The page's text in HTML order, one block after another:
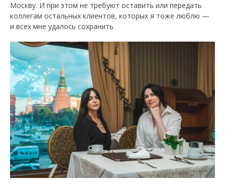
Москву. И при этом не требуют оставить или передать
коллегам остальных клиентов, которых я тоже люблю —
и всех мне удалось сохранить.